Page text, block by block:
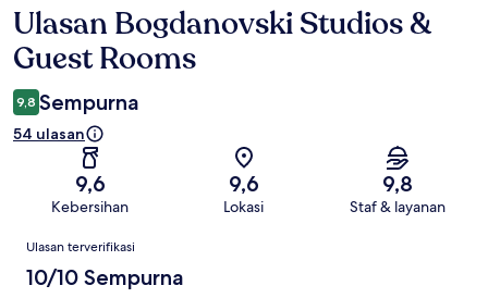
Ulasan
Ulasan Bogdanovski Studios &
Guest Rooms
9,8 Sempurna
54 ulasan
9,6
Kebersihan
9,6
Lokasi
9,8
Staf & layanan
Ulasan
Ulasan terverifikasi
10/10 Sempurna